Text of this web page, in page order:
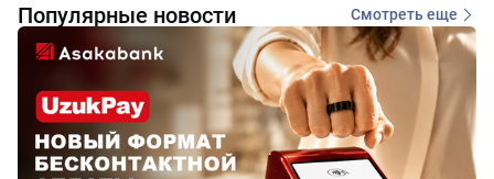
Популярные новости Смотреть еще